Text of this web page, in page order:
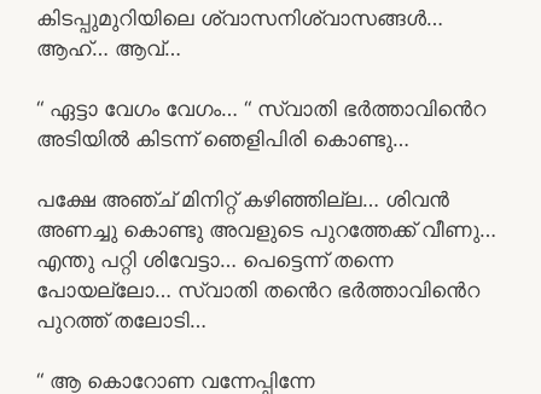
കിടപ്പുമുറിയിലെ ശ്വാസനിശ്വാസങ്ങൾ…
ആഹ്… ആവ്…
“ ഏട്ടാ വേഗം വേഗം… “ സ്വാതി ഭർത്താവിൻെറ
അടിയിൽ കിടന്ന് ഞെളിപിരി കൊണ്ടു…
പക്ഷേ അഞ്ച് മിനിറ്റ് കഴിഞ്ഞില്ല… ശിവൻ
അണച്ചു കൊണ്ടു അവളുടെ പുറത്തേക്ക് വീണു…
എന്തു പറ്റി ശിവേട്ടാ… പെട്ടെന്ന് തന്നെ
പോയല്ലോ… സ്വാതി തൻെറ ഭർത്താവിൻെറ
പുറത്ത് തലോടി…
“ ആ കൊറോണ വന്നേപ്പിന്നേ